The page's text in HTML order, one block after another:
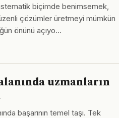
biçimde benimsemek,
çözümler üretmeyi mümkün
önünü açıyo…
uzmanların
başarının temel taşı. Tek